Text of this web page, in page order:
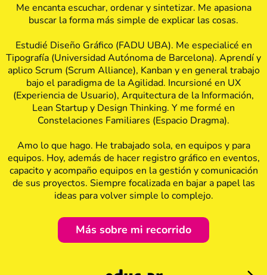
Me encanta escuchar, ordenar y sintetizar. Me apasiona
buscar la forma más simple de explicar las cosas.
Estudié Diseño Gráfico (FADU UBA). Me especialicé en
Tipografía (Universidad Autónoma de Barcelona). Aprendí y
aplico Scrum (Scrum Alliance), Kanban y en general trabajo
bajo el paradigma de la Agilidad. Incursioné en UX
(Experiencia de Usuario), Arquitectura de la Información,
Lean Startup y Design Thinking. Y me formé en
Constelaciones Familiares (Espacio Dragma).
Amo lo que hago. He trabajado sola, en equipos y para
equipos. Hoy, además de hacer registro gráfico en eventos,
capacito y acompaño equipos en la gestión y comunicación
de sus proyectos. Siempre focalizada en bajar a papel las
ideas para volver simple lo complejo.
Más sobre mi recorrido